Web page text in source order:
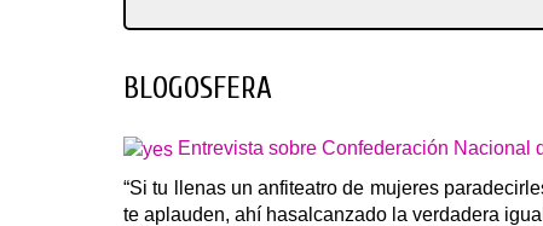
BLOGOSFERA
Entrevista sobre Confederación
“Si tu llenas un anfiteatro de mujeres
te aplauden, ahí hasalcanzado la verdadera